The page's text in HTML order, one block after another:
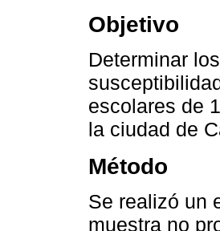
Objetivo
Determinar
escolares de
la ciudad de
Método
Se realizó un
muestra no